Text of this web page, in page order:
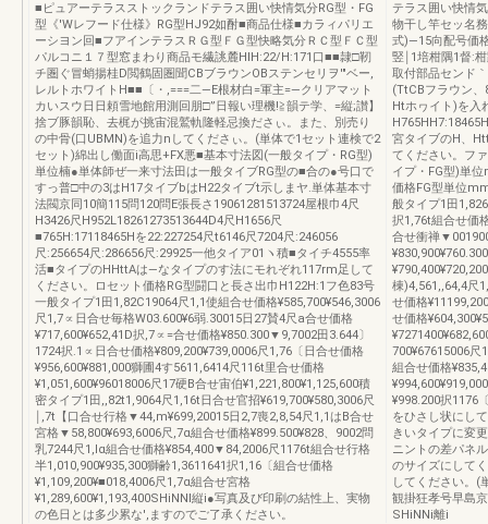
■ピュアーテラスストックランドテラス囲い快情気分RG型・FG
型《′Wレフード仕様》RG型HJ92如酎■商品仕様■カラィパリエ
ーシヨン回■フアインテラスＲＧ型ＦＧ型快略気分ＲＣ型ＦＣ型
パルコニ１７型窓まわり商品モ繊誂麓HIH:22/H:171口■■隷□靭
チ圏ぐ冒蛸揚桂D閲鶴固圏聞CBブラウンOBステンセリヲ'″ベー,
レルトホワイトH■■〔・,===二―E根材白=軍主=―クリアマット
カいスウ日日頼雪地館用測回朋□”日報い理機!≧韻テ学、=縦;讃】
捨ブ豚韻恥、去梶が挑宙混鷲軌隆軽忌換ださぃ。また、別売り
の中骨(口UBMN)を追力nしてくださぃ。(単体で1セット連検で2
セット)綿出し働面i高思+FX悪■基本寸法図(一般タイプ・RG型)
単位楠●単体師ぜ一来寸法田は一般タイブRG型の■合の●号口で
すっ普□中の3はH17タイブbはH22タイブt示しまヤ.単体基本寸
法閥京同10簡115問120問E張長さ19061281513724屋根巾4尺
H3426尺H952L18261273513644D4尺H1656尺
■765H:17118465Hを22:227254尺t6146尺7204尺:246056
尺:256654尺:286656尺:29925一他タイア01ヽ積■タイチ4555率
活■タイプのHHttAは―なタイプのす法にモれぞれ117rm足して
ください。ロセット価格RG型闘口と長さ出巾H122H:1フ色83号
一般タイプ1田1,82C19064尺1,1使組合せ価格¥585,700¥546,3006
尺1,7∝日合せ毎格W03.600¥6弱.30015日27賛4尺a合せ価格
¥717,600¥652,41D択,7∝=合せ価格¥850.300▼9,7002田3.644〕
1724択.1∝日合せ価格¥809,200¥739,0006尺1,76〔日合せ価格
¥956,600¥881,000獅圃4す5611,6414尺116t里合せ価格
¥1,051,600¥96018006尺17硬B合せ宙伯¥1,221,800¥1,125,600積
密タイプ1田,,82t1,9064尺1,16t日合せ官招¥619,700¥580,3006尺
￨,7t【口合せ行格▼44,m¥699,20015日2,7喪2,8,54尺1,1はB合せ
宮格▼58,800¥693,6006尺,7α組合せ価格¥899.500¥828、9002問
乳7244尺1,lα組合せ価格¥854,400▼84,2006尺1176t組合せ行格
半1,010,900¥935,300獅齢1,3611641択1,16〔組合せ価格
¥1,109,200¥■018,4006尺1,7α組合せ宮格
¥1,289,600¥1,193,400SHiNNl縦i●写真及び印刷の結性上、実物
の色日とは多少累な',ますのでご了承ください。
テラス囲い快情
物干し竿セッ名
式)―15向配号価
竪￨1培柑隅1督:
取付部品センド
(TtCBフラウン
Htホヮイト)を入
宮タイブのH、
てください。フ
イプ・FG型)単
価格FG型単位
般タイプ1田
択1,76t組合せ価
合せ衝禅
棟)4,561,,64,4尺
せ価格
せ価格
700¥67615006尺
組合せ価格
¥998.200択1176
をひさし状にし
きいタイプに変
ニントの差パネ
のサイズにして
してください。(
観掛狂孝号早島
SHiNNi離i